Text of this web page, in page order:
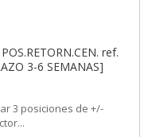
ref.
3-6 SEMANAS]
3 posiciones de +/-